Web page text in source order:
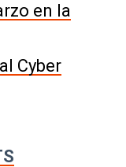
en la
Cyber